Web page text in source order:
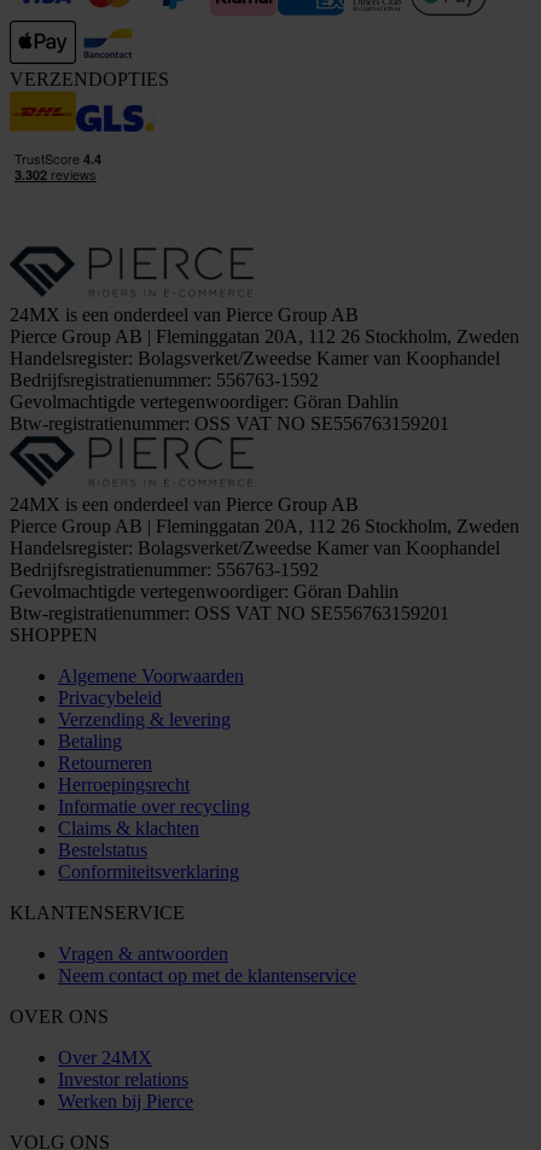
VERZENDOPTIES
24MX is een onderdeel van Pierce Group AB
Pierce Group AB | Fleminggatan 20A, 112 26 Stockholm, Zweden
Handelsregister: Bolagsverket/Zweedse Kamer van Koophandel
Bedrijfsregistratienummer: 556763-1592
Gevolmachtigde vertegenwoordiger: Göran Dahlin
Btw-registratienummer: OSS VAT NO SE556763159201
24MX is een onderdeel van Pierce Group AB
Pierce Group AB | Fleminggatan 20A, 112 26 Stockholm, Zweden
Handelsregister: Bolagsverket/Zweedse Kamer van Koophandel
Bedrijfsregistratienummer: 556763-1592
Gevolmachtigde vertegenwoordiger: Göran Dahlin
Btw-registratienummer: OSS VAT NO SE556763159201
SHOPPEN
Algemene Voorwaarden
Privacybeleid
Verzending & levering
Betaling
Retourneren
Herroepingsrecht
Informatie over recycling
Claims & klachten
Bestelstatus
Conformiteitsverklaring
KLANTENSERVICE
Vragen & antwoorden
Neem contact op met de klantenservice
OVER ONS
Over 24MX
Investor relations
Werken bij Pierce
VOLG ONS